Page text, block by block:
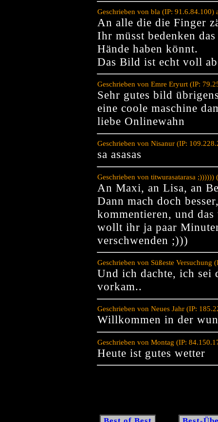
Geschrieben von bla (IP: 91.6.84.100)
An alle die die Finger
Ihr müsst bedenken
Hände haben könnt.
Das Bild ist echt voll
Geschrieben von Emre Eryurt (IP:
Sehr gutes bild
eine coole maschine
liebe Onlinewahn
Geschrieben von Nisanur (IP:
sa asasas
Geschrieben von titwurasatarasa
An Maxi, an Lisa, an
Dann mach doch
kommentieren, und
wollt ihr ja paar
verschwenden ;)))
Geschrieben von Süßeste
Und ich dachte, ich sei
vorkam..
Geschrieben von Neues Jahr (IP:
Willkommen in der
Geschrieben von Montag (IP:
Heute ist gutes wetter